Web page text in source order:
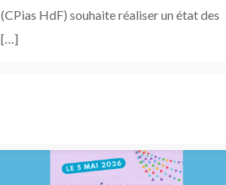
(CPias HdF) souhaite réaliser un état des
[…]